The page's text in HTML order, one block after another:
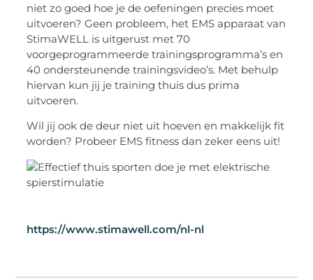
niet zo goed hoe je de oefeningen precies moet
uitvoeren? Geen probleem, het EMS apparaat van
StimaWELL is uitgerust met 70
voorgeprogrammeerde trainingsprogramma’s en
40 ondersteunende trainingsvideo’s. Met behulp
hiervan kun jij je training thuis dus prima
uitvoeren.
Wil jij ook de deur niet uit hoeven en makkelijk fit
worden? Probeer EMS fitness dan zeker eens uit!
https://www.stimawell.com/nl-nl